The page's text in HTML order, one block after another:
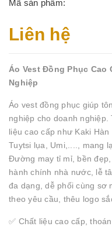
Mã sản phẩm:
Liên hệ
Áo Vest Đồng Phục Cao
Nghiệp
Áo vest đồng phục giúp
nghiệp cho doanh
liệu cao cấp như Kaki Hàn
Tuytsi lụa, Umi,...., mang
Đường may tỉ mỉ, bền
hành chính nhà nước, lễ
đa dạng, dễ phối cùng sơ
theo yêu cầu, thêu logo
✅ Chất liệu cao cấp,